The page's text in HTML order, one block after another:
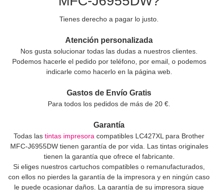
Tienes derecho a pagar lo justo.
Atención personalizada
Nos gusta solucionar todas las dudas a nuestros clientes.
Podemos hacerle el pedido por teléfono, por email, o podemos
indicarle como hacerlo en la página web.
Gastos de Envío Gratis
Para todos los pedidos de más de 20 €.
Garantía
Todas las tintas impresora compatibles LC427XL para Brother
MFC-J6955DW tienen garantía de por vida. Las tintas originales
tienen la garantía que ofrece el fabricante.
Si eliges nuestros cartuchos compatibles o remanufacturados,
con ellos no pierdes la garantía de la impresora y en ningún caso
le puede ocasionar daños. La garantía de su impresora sigue